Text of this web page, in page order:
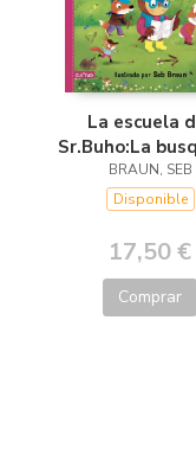
La escuela
Sr.Buho:La
del tesoro
BRAUN, SEB
Disponible
17,50 €
Comprar